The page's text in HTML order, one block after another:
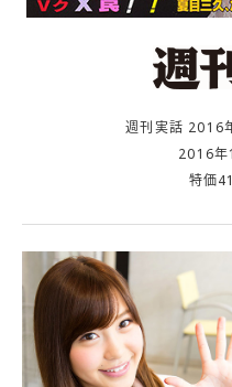
週刊実話 2016
2016年
特価